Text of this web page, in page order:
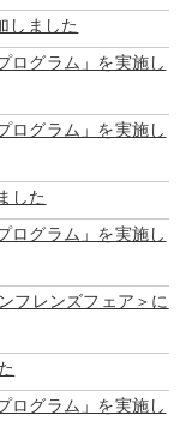
しました
ログラム」を実施し
ログラム」を実施し
した
ログラム」を実施し
レンズフェア＞に
ログラム」を実施し